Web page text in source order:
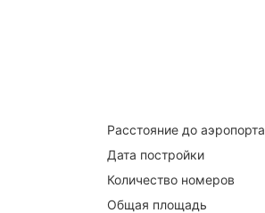
Расстояние до аэропорта
Дата постройки
Количество номеров
Общая площадь